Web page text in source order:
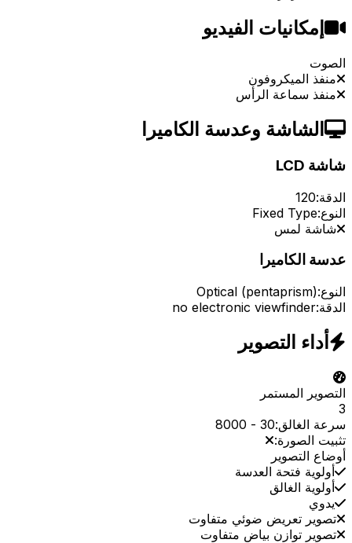
إمكانيات الفيديو
الصوت
منفذ الميكروفون
منفذ سماعة الرأس
الشاشة وعدسة الكاميرا
شاشة LCD
الدقة:120
النوع:Fixed Type
شاشة لمس
عدسة الكاميرا
النوع:Optical (pentaprism)
الدقة:no electronic viewfinder
أداء التصوير
التصوير المستمر
3
سرعة الغالق:30
-
8000
تثبيت الصورة:
أوضاع التصوير
أولوية فتحة العدسة
أولوية الغالق
يدوي
تصوير تعريض ضوئي متفاوت
تصوير توازن بياض متفاوت